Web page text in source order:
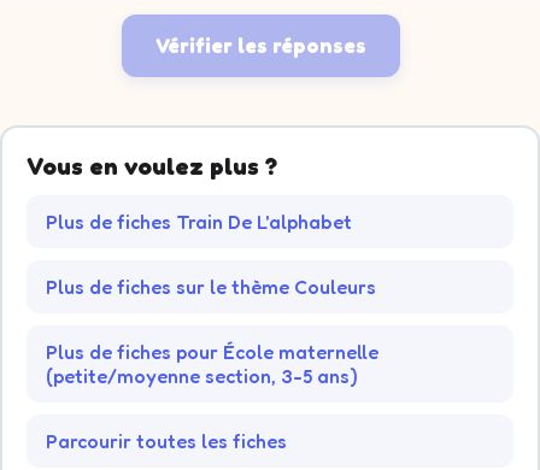
Vérifier les réponses
Vous en voulez plus ?
Plus de fiches Train De L'alphabet
Plus de fiches sur le thème Couleurs
Plus de fiches pour École maternelle
(petite/moyenne section, 3-5 ans)
Parcourir toutes les fiches